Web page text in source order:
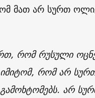
მათ არ სურთ
რომ რუსული
იმიტომ, რომ არ
არ